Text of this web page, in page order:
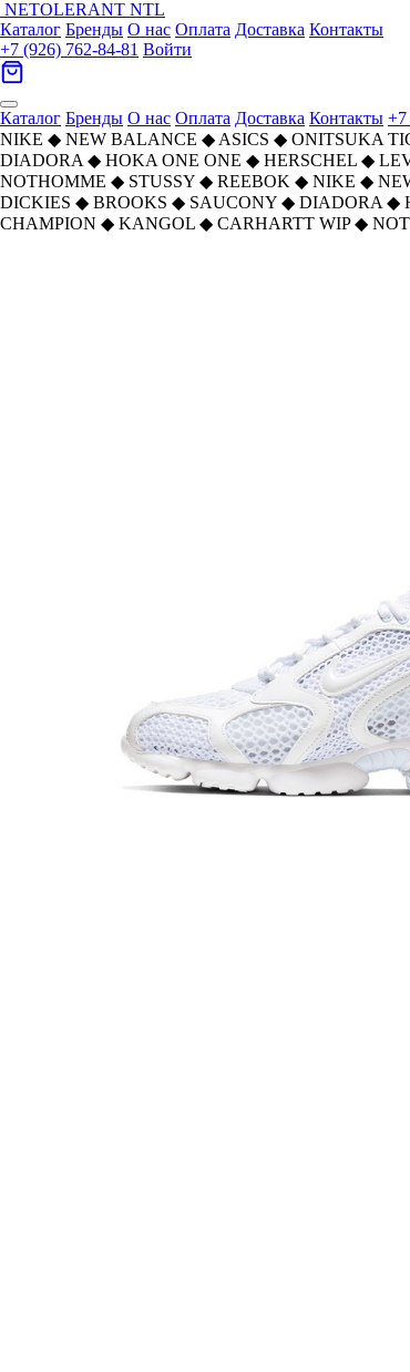
NETOLERANT NTL
Каталог Бренды О нас Оплата Доставка Контакты
+7 (926) 762-84-81 Войти
Каталог Бренды О нас Оплата Доставка Контакты +7
NIKE ◆ NEW BALANCE ◆ ASICS ◆ ONITSUKA
DIADORA ◆ HOKA ONE ONE ◆ HERSCHEL ◆
NOTHOMME ◆ STUSSY ◆ REEBOK ◆ NIKE ◆
DICKIES ◆ BROOKS ◆ SAUCONY ◆ DIADORA ◆
CHAMPION ◆ KANGOL ◆ CARHARTT WIP ◆